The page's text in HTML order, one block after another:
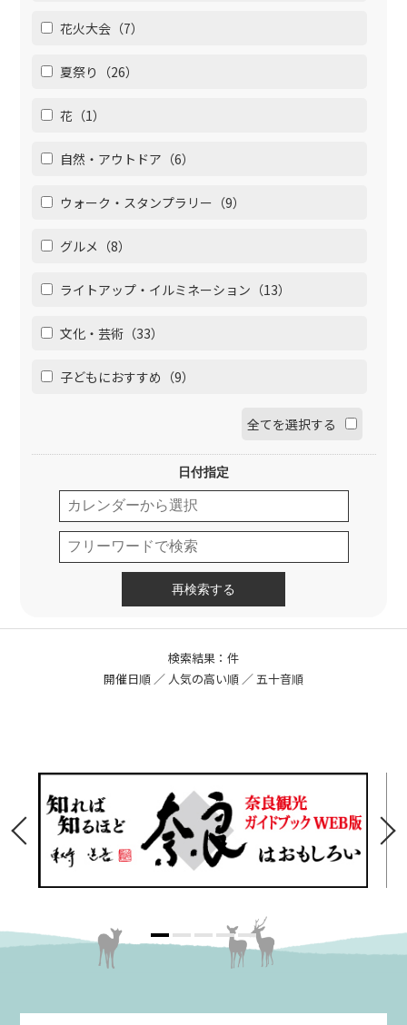
花火大会（7）
夏祭り（26）
花（1）
自然・アウトドア（6）
ウォーク・スタンプラリー（9）
グルメ（8）
ライトアップ・イルミネーション（13）
文化・芸術（33）
子どもにおすすめ（9）
全てを選択する
日付指定
検索結果：件
開催日順／ 人気の高い順 ／五十音順